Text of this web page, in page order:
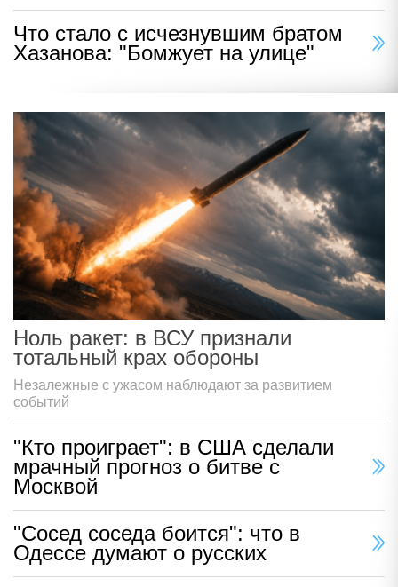
Что стало с исчезнувшим братом
Хазанова: "Бомжует на улице"
Ноль ракет: в ВСУ признали
тотальный крах обороны
Незалежные с ужасом наблюдают за развитием
событий
"Кто проиграет": в США сделали
мрачный прогноз о битве с
Москвой
"Сосед соседа боится": что в
Одессе думают о русских